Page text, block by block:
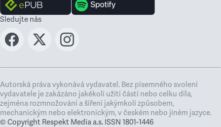
Sledujte nás
Autorská práva vykonává vydavatel. Bez písemného svolení
vydavatele je zakázáno jakékoli užití částí nebo celku díla,
zejména rozmnožování a šíření jakýmkoli způsobem,
mechanickým nebo elektronickým, v českém nebo jiném jazyce.
© Copyright Respekt Media a.s. ISSN 1801-1446